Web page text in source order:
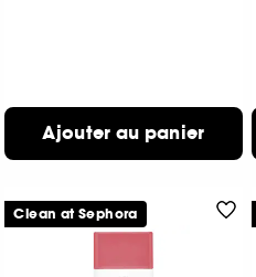
Ajouter au panier
Clean at Sephora